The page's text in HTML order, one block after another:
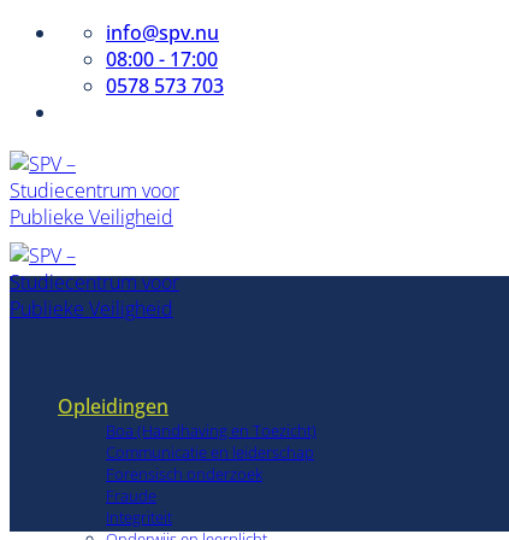
info@spv.nu
08:00 - 17:00
0578 573 703
Opleidingen
Boa (Handhaving en Toezicht)
Communicatie en leiderschap
Forensisch onderzoek
Fraude
Integriteit